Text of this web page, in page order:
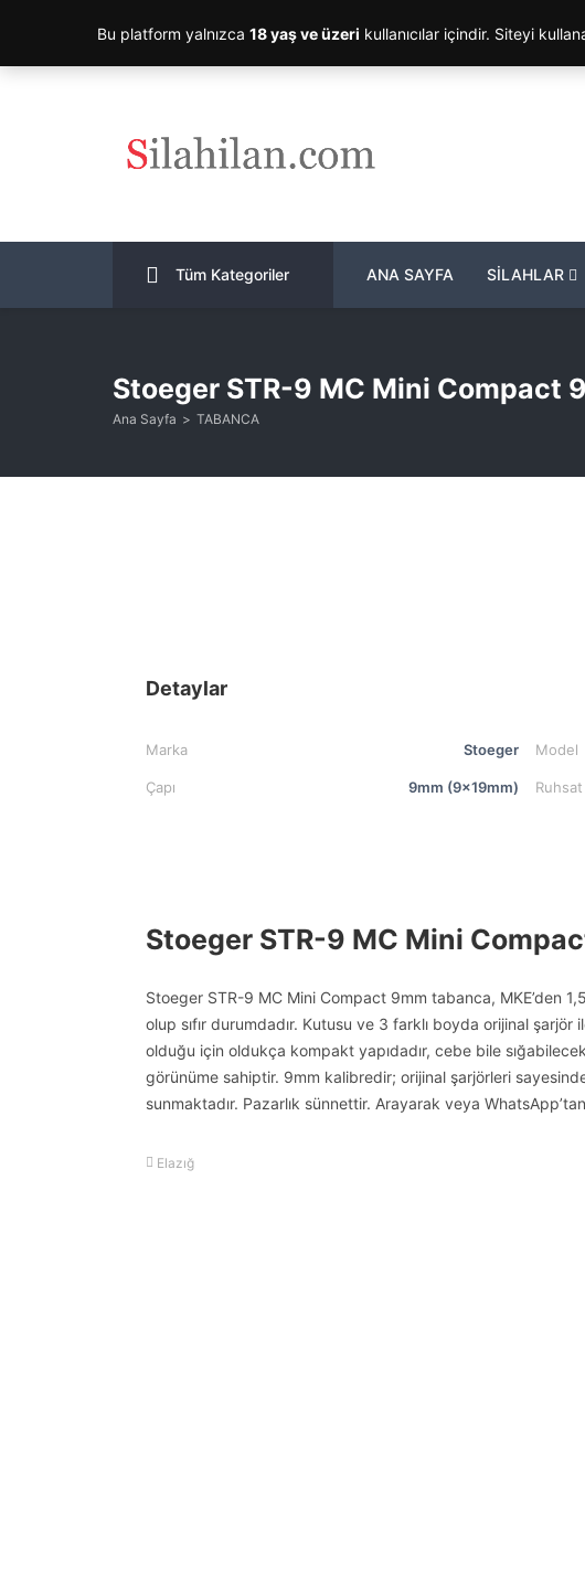
Tüm Kategoriler ANA SAYFA SİLAHLAR
Stoeger STR-9 MC Mini Compact
Ana Sayfa TABANCA
Detaylar
Marka Stoeger Model
Çapı 9mm (9x19mm)
Stoeger STR-9 MC Mini
Stoeger STR-9 MC Mini Compact 9mm tabanca, MKE’den 1,5
olup sıfır durumdadır. Kutusu ve 3 farklı boyda orijinal
olduğu için oldukça kompakt yapıdadır, cebe bile
görünüme sahiptir. 9mm kalibredir; orijinal şarjörleri
sunmaktadır. Pazarlık sünnettir. Arayarak veya
Elazığ
Bu platform yalnızca 18 yaş ve üzeri kullanıcılar içindir. Siteyi